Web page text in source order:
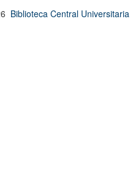
Biblioteca Central Universitaria